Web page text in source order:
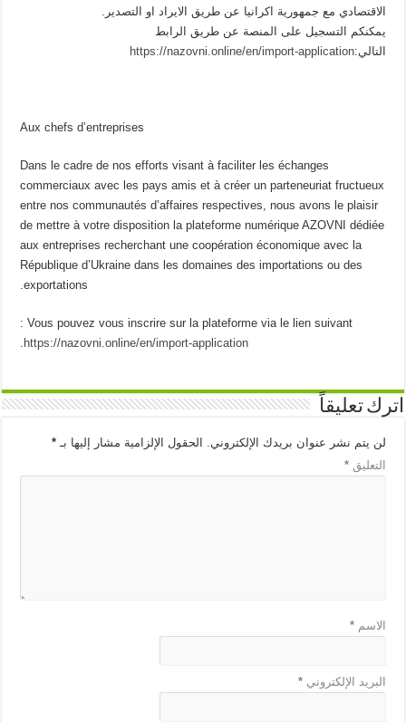
الاقتصادي مع جمهورية اكرانيا عن طريق الايراد او التصدير.
يمكنكم التسجيل على المنصة عن طريق الرابط
التالي:https://nazovni.online/en/import-application
Aux chefs d’entreprises
Dans le cadre de nos efforts visant à faciliter les échanges
commerciaux avec les pays amis et à créer un parteneuriat fructueux
entre nos communautés d’affaires respectives, nous avons le plaisir
de mettre à votre disposition la plateforme numérique AZOVNI dédiée
aux entreprises recherchant une coopération économique avec la
République d’Ukraine dans les domaines des importations ou des
exportations.
Vous pouvez vous inscrire sur la plateforme via le lien suivant :
https://nazovni.online/en/import-application
.
اترك تعليقاً
لن يتم نشر عنوان بريدك الإلكتروني. الحقول الإلزامية مشار إليها بـ*
التعليق*
الاسم*
البريد الإلكتروني*